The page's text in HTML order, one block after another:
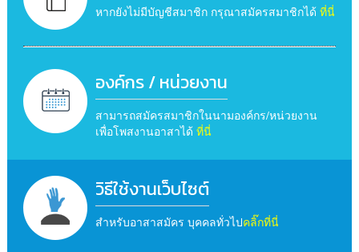
หากยังไม่มีบัญชีสมาชิก กรุณาสมัครสมาชิกได้ ที่นี่
องค์กร / หน่วยงาน
สามารถสมัครสมาชิกในนามองค์กร/หน่วยงาน
เพื่อโพสงานอาสาได้ ที่นี่
วิธีใช้งานเว็บไซต์
สำหรับอาสาสมัคร บุคคลทั่วไปคลิ๊กที่นี่